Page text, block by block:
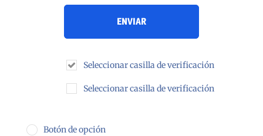
Seleccionar casilla de verificación
Seleccionar casilla de verificación
Botón de opción